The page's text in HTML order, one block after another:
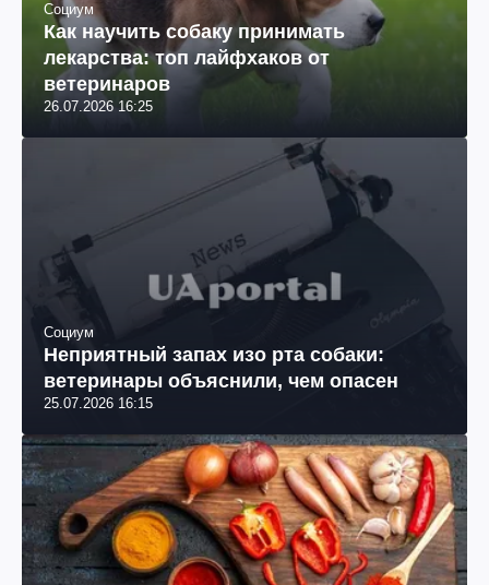
Социум
Как научить собаку принимать
лекарства: топ лайфхаков от
ветеринаров
26.07.2026 16:25
Социум
Неприятный запах изо рта собаки:
ветеринары объяснили, чем опасен
25.07.2026 16:15